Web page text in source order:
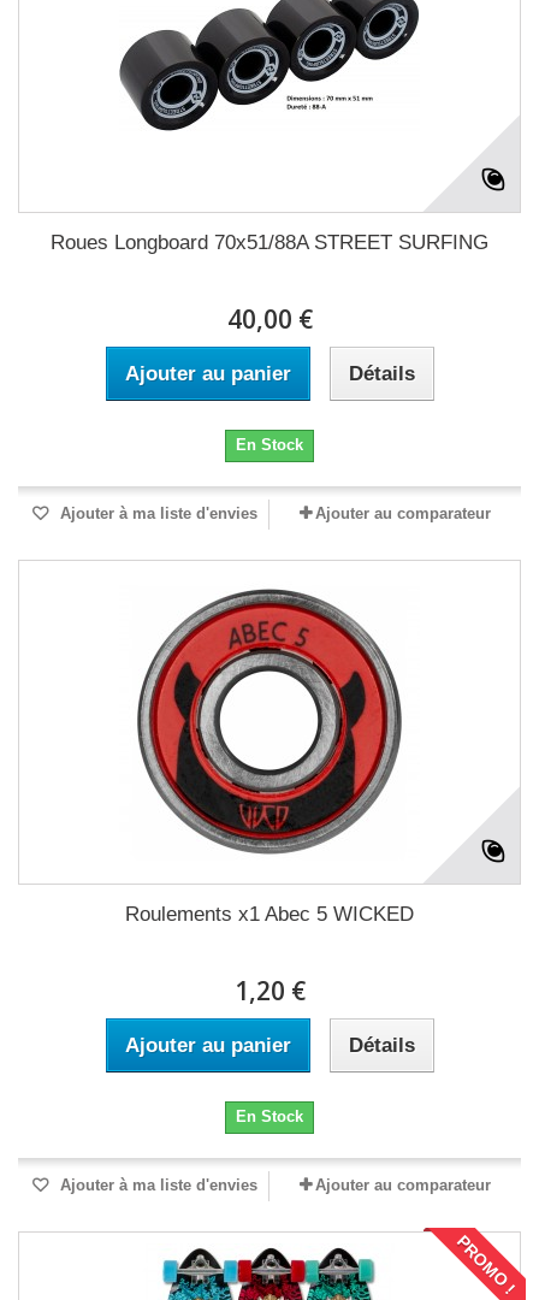
Roues Longboard 70x51/88A STREET SURFING
40,00 €
Ajouter au panier Détails
En Stock
Ajouter à ma liste d'envies Ajouter au comparateur
Roulements x1 Abec 5 WICKED
1,20 €
Ajouter au panier Détails
En Stock
Ajouter à ma liste d'envies Ajouter au comparateur
PROMO !